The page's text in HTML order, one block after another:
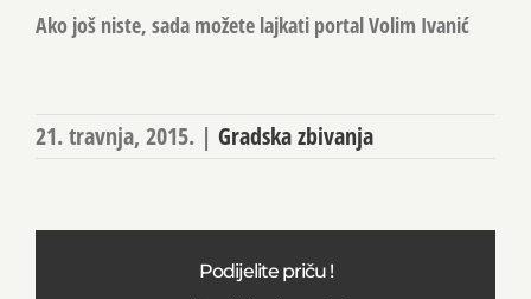
Ako još niste, sada možete lajkati portal Volim Ivanić
21. travnja, 2015. | Gradska zbivanja
Podijelite priču !